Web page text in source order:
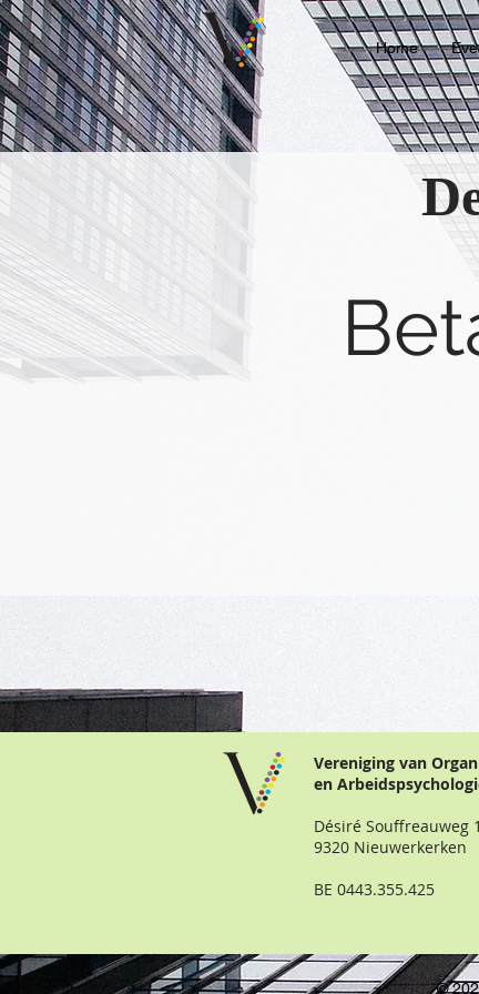
Home
Vereniging van
en
Désiré Souffreauweg 1
9320 Nieuwerkerken
BE 0443.355.425
©